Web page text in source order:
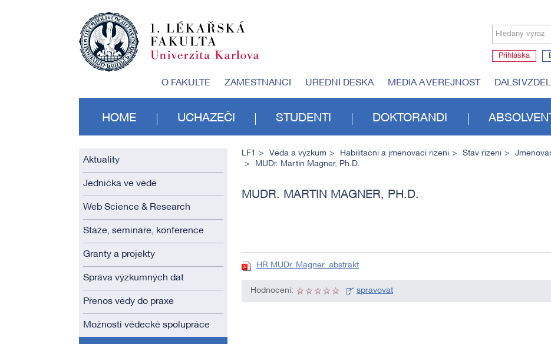
Hledaný výraz
Přihláška
O FAKULTĚ ZAMĚSTNANCI ÚŘEDNÍ DESKA MÉDIA A VEŘEJNOST DALŠÍ
HOME UCHAZEČI STUDENTI DOKTORANDI
Aktuality
Jednička ve vědě
Web Science & Research
Stáže, semináře, konference
Granty a projekty
Správa výzkumných dat
Přenos vědy do praxe
Možnosti vědecké spolupráce
LF1 Věda a výzkum Habilitační a jmenovací řízení Stav řízení
MUDr. Martin Magner, Ph.D.
MUDR. MARTIN MAGNER, PH.D.
HŘ MUDr. Magner_abstrakt
Hodnocení: spravovat